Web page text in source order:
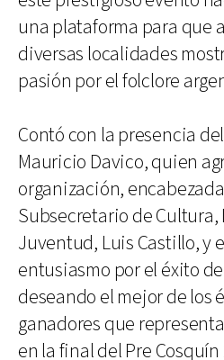
una plataforma para que
diversas localidades
pasión por el folclore
Contó con la presencia
Mauricio Davico, quien
organización,
Subsecretario de Cultura,
Juventud, Luis Castillo, y
entusiasmo por el éxito
deseando el mejor de los
ganadores que
en la final del Pre Cosquín